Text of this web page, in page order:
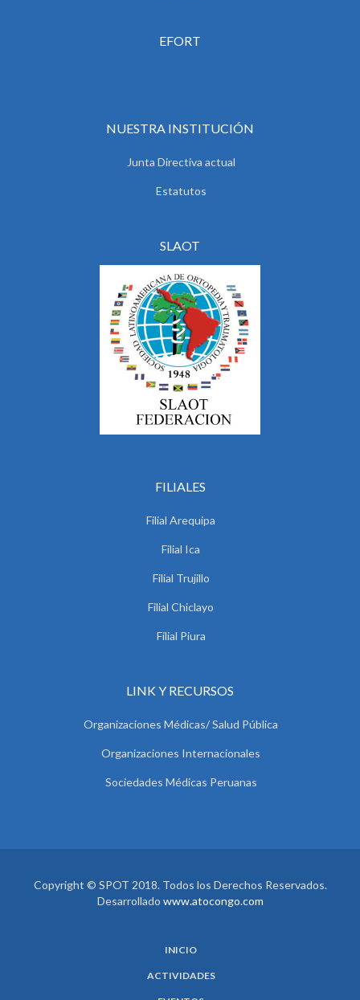
EFORT
NUESTRA INSTITUCIÓN
Junta Directiva actual
Estatutos
SLAOT
FILIALES
Filial Arequipa
Filial Ica
Filial Trujillo
Filial Chiclayo
Filial Piura
LINK Y RECURSOS
Organizaciones Médicas/ Salud Pública
Organizaciones Internacionales
Sociedades Médicas Peruanas
Copyright © SPOT 2018. Todos los Derechos Reservados.
Desarrollado www.atocongo.com
INICIO
ACTIVIDADES